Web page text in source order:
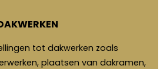
tot dakwerken zoals
plaatsen van dakramen,